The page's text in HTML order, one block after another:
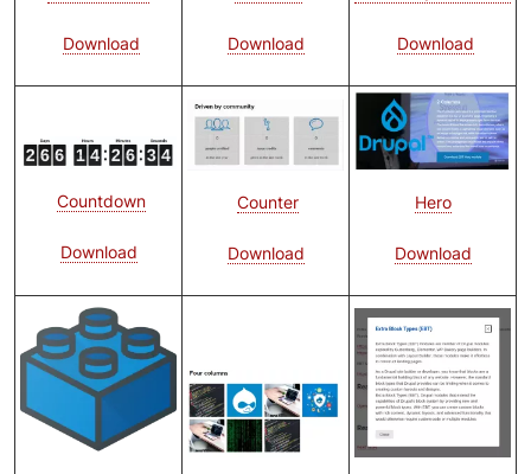
Download Download Download
Bild
Countdown
Download
Bild
Counter
Download
Hero
Download
Bild
Bild